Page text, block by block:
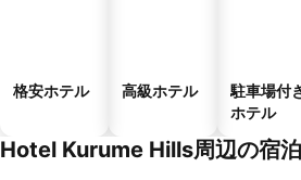
格安ホテル 高級ホテル
駐車場付
ホテル
Hotel Kurume Hills周辺の宿